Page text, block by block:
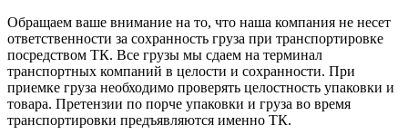
Обращаем ваше внимание на то, что наша компания не несет
ответственности за сохранность груза при транспортировке
посредством ТК. Все грузы мы сдаем на терминал
транспортных компаний в целости и сохранности. При
приемке груза необходимо проверять целостность упаковки и
товара. Претензии по порче упаковки и груза во время
транспортировки предъявляются именно ТК.